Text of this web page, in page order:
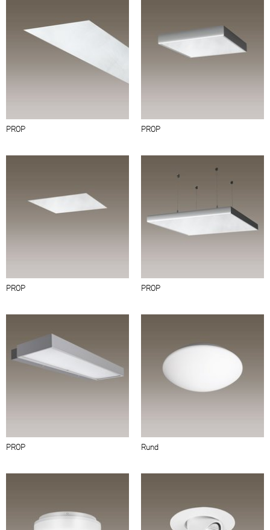
PROP PROP
PROP PROP
PROP Rund